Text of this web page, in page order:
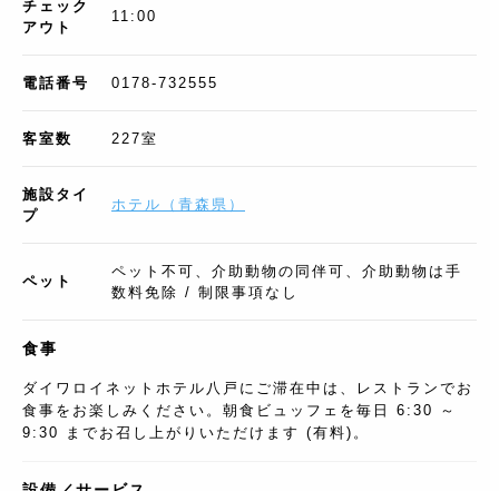
チェック
アウト
11:00
電話番号 0178-732555
客室数 227室
施設タイ
プ
ホテル （ 青森県 ）
ペット
ペット不可、介助動物の同伴可、介助動物は手
数料免除 / 制限事項なし
食事
ダイワロイネットホテル八戸にご滞在中は、レストランでお
食事をお楽しみください。朝食ビュッフェを毎日 6:30 ～
9:30 までお召し上がりいただけます (有料)。